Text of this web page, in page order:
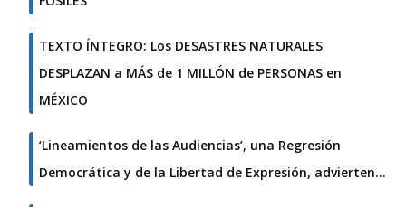
TEXTO ÍNTEGRO: Los DESASTRES NATURALES
DESPLAZAN a MÁS de 1 MILLÓN de PERSONAS en
MÉXICO
‘Lineamientos de las Audiencias’, una Regresión
Democrática y de la Libertad de Expresión, advierten…